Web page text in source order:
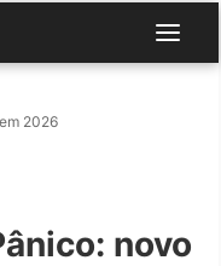
2026
novo